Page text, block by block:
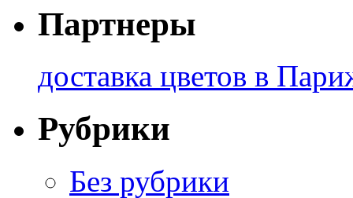
Партнеры
доставка цветов в
Рубрики
Без рубрики